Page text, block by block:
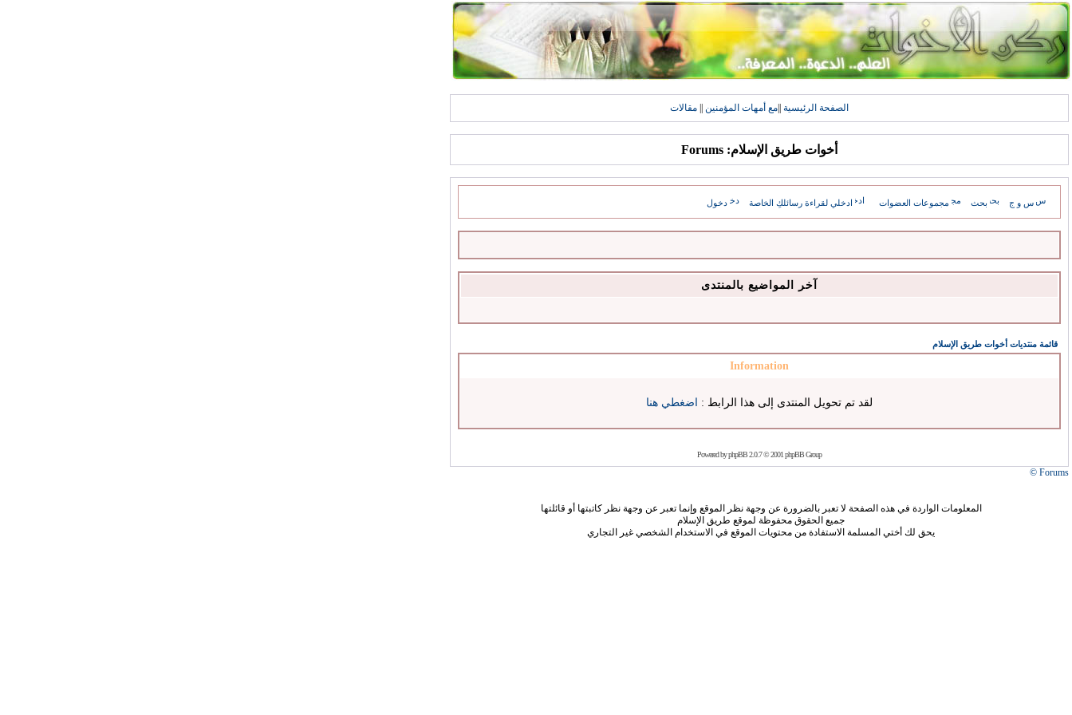
الصفحة الرئيسية مع أمهات المؤمنين مقالات
أخوات طريق الإسلام: Forums
س و ج بحث مجموعات العضوات ادخلي لقراءة رسائلكِ الخاصة دخول
آخر المواضيع بالمنتدى
قائمة منتديات أخوات طريق الإسلام
Information
لقد تم تحويل المنتدى إلى هذا الرابط : اضغطي هنا
Powered byphpBB2.0.7 © 2001 phpBB Group
Forums ©
المعلومات الواردة في هذه الصفحة لا تعبر بالضرورة عن وجهة نظر الموقع وإنما تعبر عن وجهة نظر كاتبتها أو قائلتها
جميع الحقوق محفوظة لموقع طريق الإسلام
يحق لك أختي المسلمة الاستفادة من محتويات الموقع في الاستخدام الشخصي غير التجاري